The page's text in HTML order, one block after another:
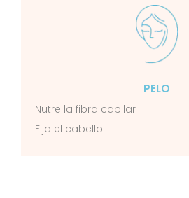
PELO
Nutre la fibra capilar
Fija el cabello